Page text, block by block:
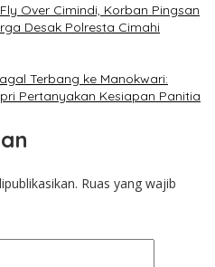
Over Cimindi, Korban Pingsan
Desak Polresta Cimahi
Terbang ke Manokwari:
Pertanyakan Kesiapan Panitia
Ruas yang wajib